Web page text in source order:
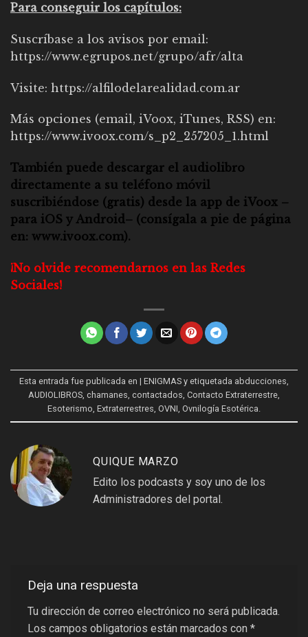
Para conseguir los capítulos:
Suscríbase a los avisos por email:
https://www.egrupos.net/grupo/afr/alta
Visite: https://alfilodelarealidad.com.ar
Más opciones (email, iVoox, iTunes, RSS) en:
https://www.ivoox.com/s_p2_257205_1.html
También puede descargar el audiolibro
directamente a su teléfono móvil
suscribiéndose (gratis) desde la app de iVoox –
para iOS y Android– (consígala a pie de página
en: www.ivoox.com).
¡No olvide recomendarnos en las Redes
Sociales!
Esta entrada fue publicada en | ENIGMAS y etiquetada abducciones,
AUDIOLIBROS, chamanes, contactados, Contacto Extraterrestre,
Esoterismo, Extraterrestres, OVNI, Ovnilogía Esotérica.
QUIQUE MARZO
Edito los podcasts y soy uno de los
Administradores del portal.
Deja una respuesta
Tu dirección de correo electrónico no será publicada.
Los campos obligatorios están marcados con *